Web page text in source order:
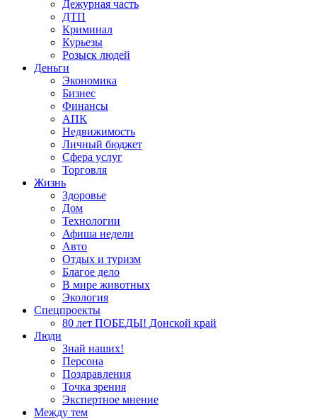
Дежурная часть
ДТП
Криминал
Курьезы
Розыск людей
Деньги
Экономика
Бизнес
Финансы
АПК
Недвижимость
Личный бюджет
Сфера услуг
Торговля
Жизнь
Здоровье
Дом
Технологии
Афиша недели
Авто
Отдых и туризм
Благое дело
В мире животных
Экология
Спецпроекты
80 лет ПОБЕДЫ! Донской край
Люди
Знай наших!
Персона
Поздравления
Точка зрения
Экспертное мнение
Между тем